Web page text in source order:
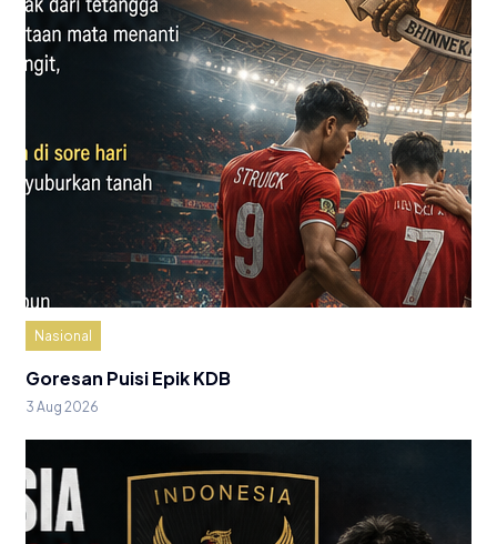
Nasional
Goresan Puisi Epik KDB
3 Aug 2026